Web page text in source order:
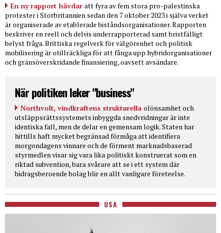
En ny rapport hävdar att fyra av fem stora pro-palestinska
protester i Storbritannien sedan den 7 oktober 2023 i själva verket
är organiserade av etablerade biståndsorganisationer. Rapporten
beskriver en reell och delvis underrapporterad samt bristfälligt
belyst fråga. Brittiska regelverk för välgörenhet och politisk
mobilisering är otillräckliga för att fånga upp hybridorganisationer
och gränsöverskridande finansiering, oavsett avsändare.
När politiken leker "business"
Northvolt, vindkraftens strukturella olönsamhet och
utsläppsrättssystemets inbyggda snedvridningar är inte
identiska fall, men de delar en gemensam logik. Staten har
hittills haft mycket begränsad förmåga att identifiera
morgondagens vinnare och de förment marknadsbaserad
styrmedlen visar sig vara lika politiskt konstruerat som en
riktad subvention, bara svårare att se i ett system där
bidragsberoende bolag blir en allt vanligare företeelse.
USA